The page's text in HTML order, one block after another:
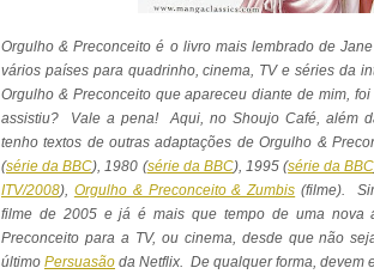
Orgulho & Preconceito é o livro mais lembrado de
vários países para quadrinho, cinema, TV e séries da
Orgulho & Preconceito que apareceu diante de mim,
assistiu? Vale a pena! Aqui, no Shoujo Café, além
tenho textos de outras adaptações de Orgulho &
(série da BBC), 1980 (série da BBC), 1995 (série da BBC
ITV/2008), Orgulho & Preconceito & Zumbis (filme).
filme de 2005 e já é mais que tempo de uma nova
Preconceito para a TV, ou cinema, desde que não
último Persuasão da Netflix. De qualquer forma, devem